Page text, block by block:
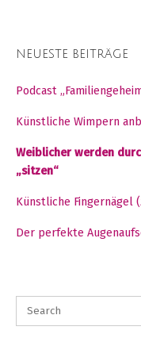
NEUESTE BEITRÄGE
Podcast
Künstliche Wimpern
Weiblicher werden
„sitzen“
Künstliche Fingernägel
Der perfekte